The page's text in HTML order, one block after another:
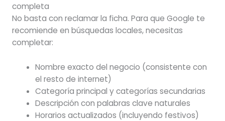
completa
No basta con reclamar la ficha. Para que Google te
recomiende en búsquedas locales, necesitas
completar:
Nombre exacto del negocio (consistente con
el resto de internet)
Categoría principal y categorías secundarias
Descripción con palabras clave naturales
Horarios actualizados (incluyendo festivos)